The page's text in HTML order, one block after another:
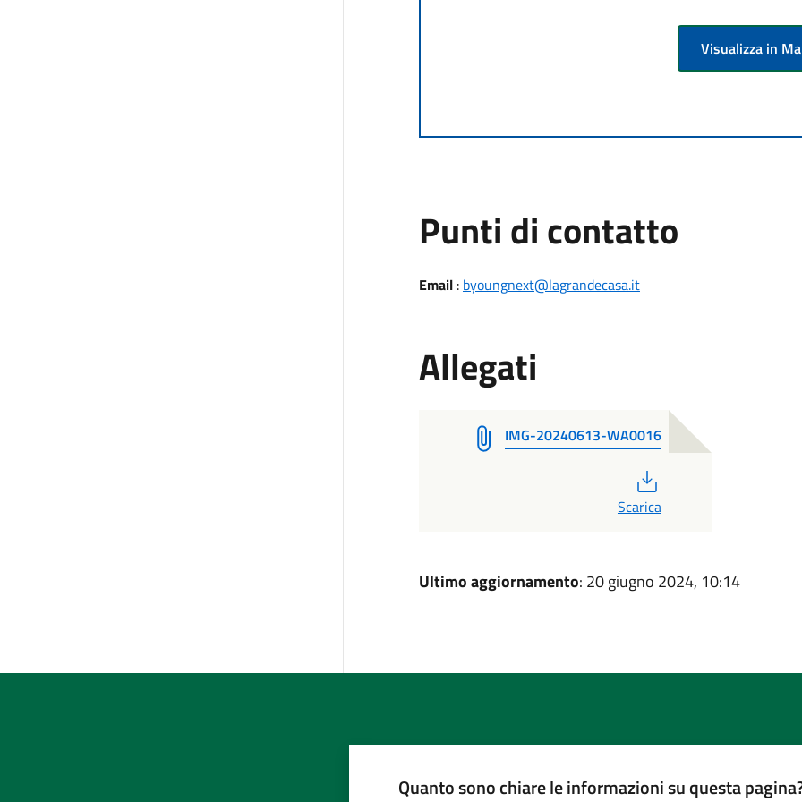
Visualizza in
Punti di contatto
Email: byoungnext@lagrandecasa.it
Allegati
IMG-20240613-WA0016
Scarica
Ultimo aggiornamento: 20 giugno 2024, 10:14
Quanto sono chiare le informazioni su questa